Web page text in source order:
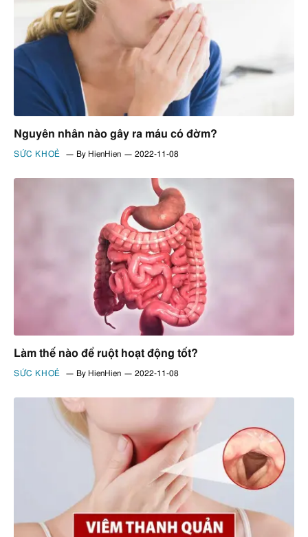
Nguyên nhân nào gây ra máu có đờm?
SỨC KHOẺ By HienHien 2022-11-08
Làm thế nào để ruột hoạt động tốt?
SỨC KHOẺ By HienHien 2022-11-08